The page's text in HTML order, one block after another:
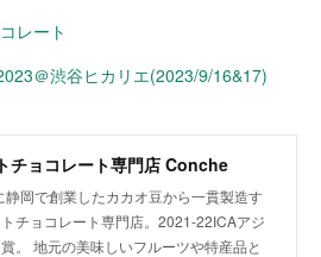
レート
＠渋谷ヒカリエ(2023/9/16&17)
チョコレート専門店 Conche
静岡で創業したカカオ豆から一貫製造す
チョコレート専門店。2021-22ICAアジ
。 地元の美味しいフルーツや特産品と